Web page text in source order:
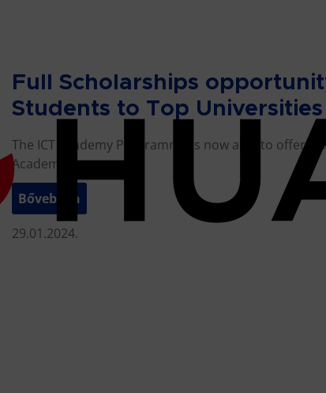
Full Scholarships
Students to Top
The ICT Academy Programme is now able to offer
Academy…
Bővebben
29.01.2024.